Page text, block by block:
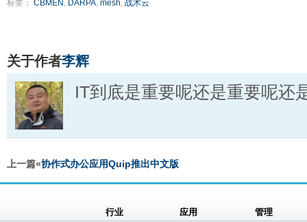
标签： CBMEN , DARPA, mesh, 战术云
关于作者李辉
IT到底是重要呢还是重要呢还
上一篇«协作式办公应用Quip推出中文版
行业
应用
管理